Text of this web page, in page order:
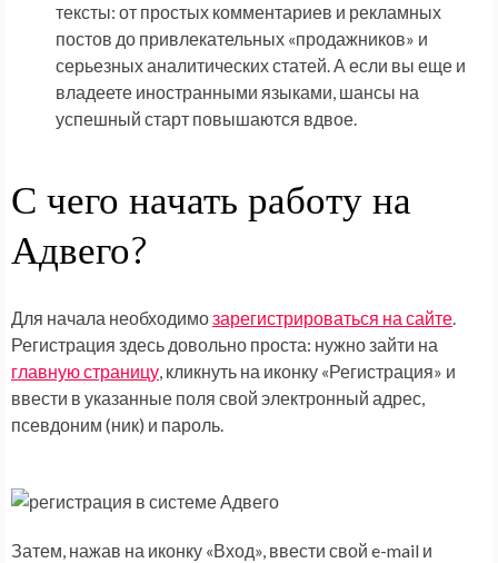
тексты: от простых комментариев и рекламных
постов до привлекательных «продажников» и
серьезных аналитических статей. А если вы еще и
владеете иностранными языками, шансы на
успешный старт повышаются вдвое.
С чего начать работу на
Адвего?
Для начала необходимозарегистрироваться на сайте.
Регистрация здесь довольно проста: нужно зайти на
главную страницу, кликнуть на иконку «Регистрация» и
ввести в указанные поля свой электронный адрес,
псевдоним (ник) и пароль.
Затем, нажав на иконку «Вход», ввести свой e-mail и